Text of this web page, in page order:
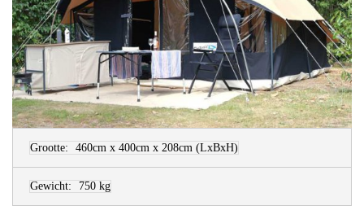
Grootte: 460cm x 400cm x 208cm (LxBxH)
Gewicht: 750 kg